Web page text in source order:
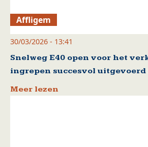
Affligem
30/03/2026 - 13:41
Snelweg E40 open voor het
ingrepen succesvol
Meer lezen